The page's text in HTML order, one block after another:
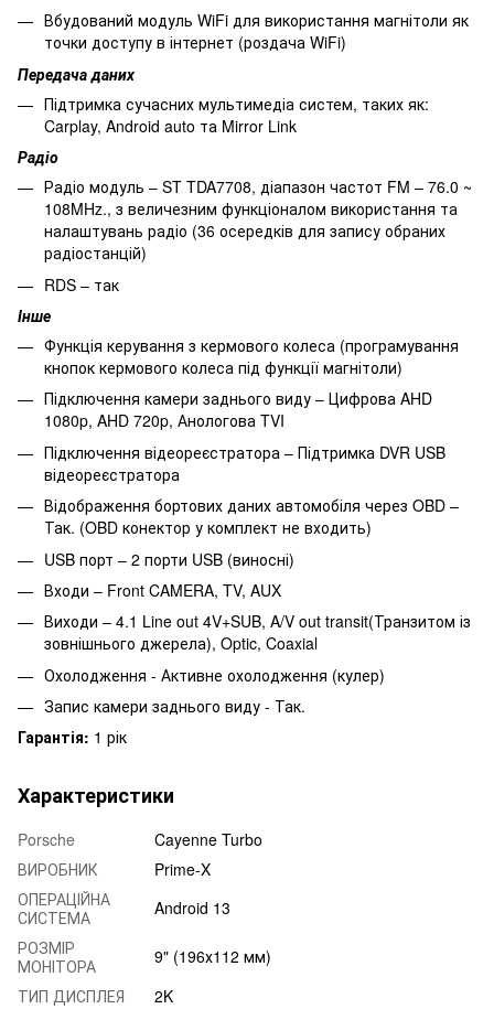
Вбудований модуль WiFi для використання магнітоли як
точки доступу в інтернет (роздача WiFi)
Передача даних
Підтримка сучасних мультимедіа систем, таких як:
Carplay, Android auto та Mirror Link
Радіо
Радіо модуль – ST TDA7708, діапазон частот FM – 76.0 ~
108MHz., з величезним функціоналом використання та
налаштувань радіо (36 осередків для запису обраних
радіостанцій)
RDS – так
Інше
Функція керування з кермового колеса (програмування
кнопок кермового колеса під функції магнітоли)
Підключення камери заднього виду – Цифрова AHD
1080p, AHD 720p, Анологова TVI
Підключення відеореєстратора – Підтримка DVR USB
відеореєстратора
Відображення бортових даних автомобіля через OBD –
Так. (OBD конектор у комплект не входить)
USB порт – 2 порти USB (виносні)
Входи – Front CAMERA, TV, AUX
Виходи – 4.1 Line out 4V+SUB, A/V out transit(Транзитом із
зовнішнього джерела), Optic, Coaxial
Охолодження - Активне охолодження (кулер)
Запис камери заднього виду - Так.
Гарантія: 1 рік
Характеристики
Porsche
Cayenne Turbo
ВИРОБНИК
Prime-X
ОПЕРАЦІЙНА
СИСТЕМА
Android 13
РОЗМІР
МОНІТОРА
9" (196х112 мм)
ТИП ДИСПЛЕЯ
2K